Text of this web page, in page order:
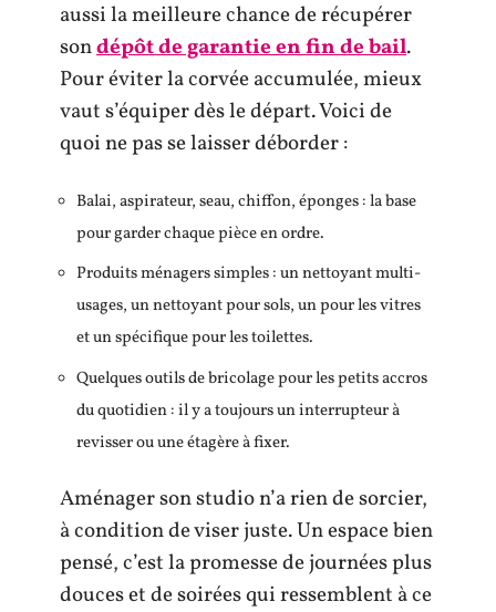
aussi la meilleure chance de récupérer
sondépôt de garantie en fin de bail.
Pour éviter la corvée accumulée, mieux
vaut s’équiper dès le départ. Voici de
quoi ne pas se laisser déborder :
Balai, aspirateur, seau, chiffon, éponges : la base
pour garder chaque pièce en ordre.
Produits ménagers simples : un nettoyant multi-
usages, un nettoyant pour sols, un pour les vitres
et un spécifique pour les toilettes.
Quelques outils de bricolage pour les petits accros
du quotidien : il y a toujours un interrupteur à
revisser ou une étagère à fixer.
Aménager son studio n’a rien de sorcier,
à condition de viser juste. Un espace bien
pensé, c’est la promesse de journées plus
douces et de soirées qui ressemblent à ce